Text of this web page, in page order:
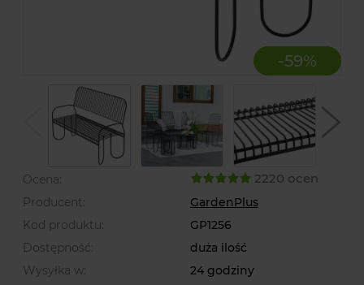
-59%
Ocena: 2220 ocen
Producent:
GardenPlus
Kod produktu:
GP1256
Dostępność:
duża ilość
Wysyłka w:
24 godziny